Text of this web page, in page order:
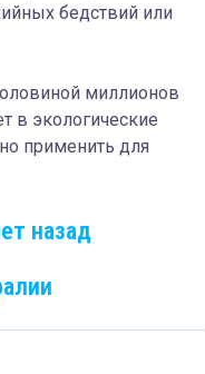
бедствий или
миллионов
в экологические
применить для
назад